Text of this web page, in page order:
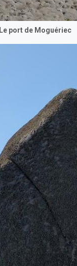
Le port de Moguériec